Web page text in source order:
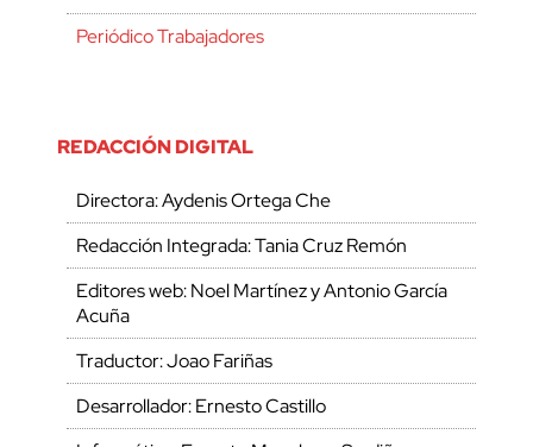
Periódico Trabajadores
REDACCIÓN DIGITAL
Directora: Aydenis Ortega Che
Redacción Integrada: Tania Cruz Remón
Editores web: Noel Martínez y Antonio García
Acuña
Traductor: Joao Fariñas
Desarrollador: Ernesto Castillo